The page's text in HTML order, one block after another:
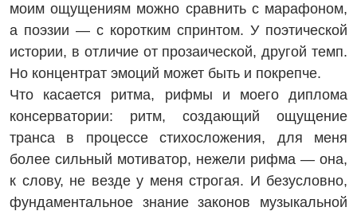
моим ощущениям можно сравнить с марафоном,
а поэзии — с коротким спринтом. У поэтической
истории, в отличие от прозаической, другой темп.
Но концентрат эмоций может быть и покрепче.
Что касается ритма, рифмы и моего диплома
консервато­рии: ритм, создающий ощущение
тран­са в процессе стихосложения, для меня
более сильный мотиватор, ­нежели рифма — она,
к слову, не везде у меня строгая. И безус­ловно,
фундаментальное знание законов музыкальной